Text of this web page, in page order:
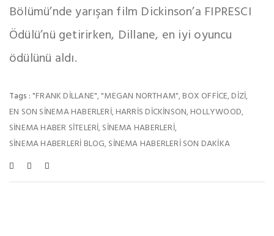
Bölümü’nde yarışan film Dickinson’a FIPRESCI
Ödülü’nü getirirken, Dillane, en iyi oyuncu
ödülünü aldı.
Tags : "FRANK DILLANE","MEGAN NORTHAM",BOX OFFICE,DIZI,
EN SON SINEMA HABERLERI,HARRIS DICKINSON,HOLLYWOOD,
SINEMA HABER SITELERI,SINEMA HABERLERI,
SINEMA HABERLERI BLOG,SINEMA HABERLERI SON DAKIKA